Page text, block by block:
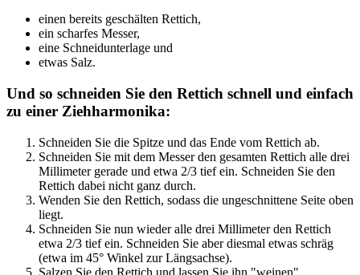
einen bereits geschälten Rettich,
ein scharfes Messer,
eine Schneidunterlage und
etwas Salz.
Und so schneiden Sie den Rettich schnell und einfach
zu einer Ziehharmonika:
Schneiden Sie die Spitze und das Ende vom Rettich ab.
Schneiden Sie mit dem Messer den gesamten Rettich alle drei
Millimeter gerade und etwa 2/3 tief ein. Schneiden Sie den
Rettich dabei nicht ganz durch.
Wenden Sie den Rettich, sodass die ungeschnittene Seite oben
liegt.
Schneiden Sie nun wieder alle drei Millimeter den Rettich
etwa 2/3 tief ein. Schneiden Sie aber diesmal etwas schräg
(etwa im 45° Winkel zur Längsachse).
Salzen Sie den Rettich und lassen Sie ihn "weinen".